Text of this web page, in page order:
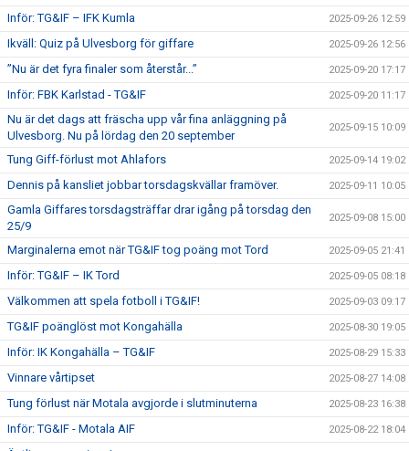
Inför: TG&IF – IFK Kumla 2025-09-26 12:59
Ikväll: Quiz på Ulvesborg för giffare 2025-09-26 12:56
”Nu är det fyra finaler som återstår...” 2025-09-20 17:17
Inför: FBK Karlstad - TG&IF 2025-09-20 11:17
Nu är det dags att fräscha upp vår fina anläggning på
Ulvesborg. Nu på lördag den 20 september
2025-09-15 10:09
Tung Giff-förlust mot Ahlafors 2025-09-14 19:02
Dennis på kansliet jobbar torsdagskvällar framöver. 2025-09-11 10:05
Gamla Giffares torsdagsträffar drar igång på torsdag den
25/9
2025-09-08 15:00
Marginalerna emot när TG&IF tog poäng mot Tord 2025-09-05 21:41
Inför: TG&IF – IK Tord 2025-09-05 08:18
Välkommen att spela fotboll i TG&IF! 2025-09-03 09:17
TG&IF poänglöst mot Kongahälla 2025-08-30 19:05
Inför: IK Kongahälla – TG&IF 2025-08-29 15:33
Vinnare vårtipset 2025-08-27 14:08
Tung förlust när Motala avgjorde i slutminuterna 2025-08-23 16:38
Inför: TG&IF - Motala AIF 2025-08-22 18:04